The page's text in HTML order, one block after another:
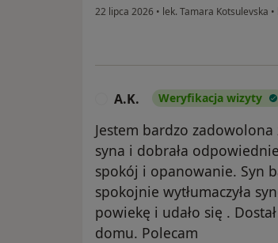
22 lipca 2026 • lek. Tamara Kotsulevska •
A.K. Weryfikacja wizyty
Jestem bardzo
syna i dobrała
spokój i opanowanie. Syn
spokojnie wytłumaczyła
powiekę i udało się .
domu. Polecam